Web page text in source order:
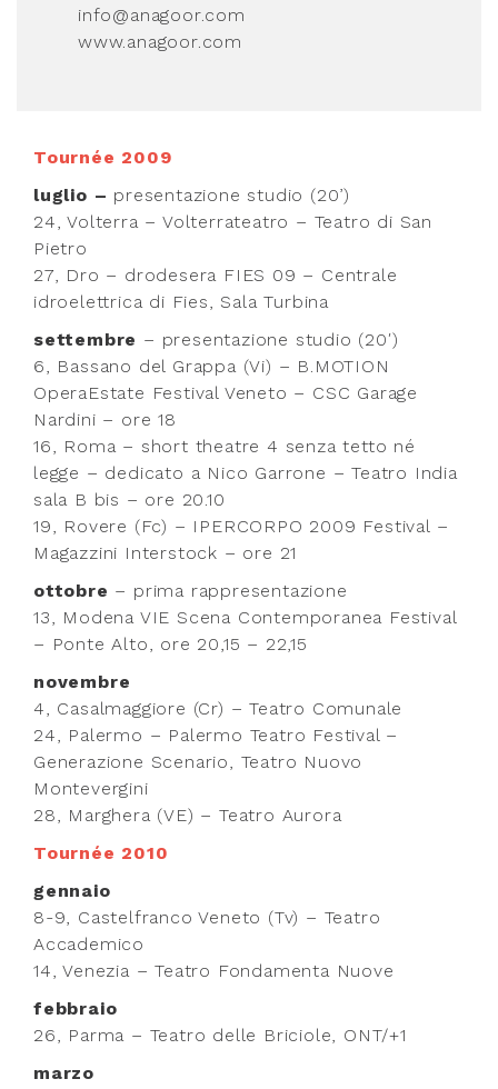
info@anagoor.com
www.anagoor.com
Tournée 2009
luglio – presentazione studio (20’)
24, Volterra – Volterrateatro – Teatro di San
Pietro
27, Dro – drodesera FIES 09 – Centrale
idroelettrica di Fies, Sala Turbina
settembre – presentazione studio (20′)
6, Bassano del Grappa (Vi) – B.MOTION
OperaEstate Festival Veneto – CSC Garage
Nardini – ore 18
16, Roma – short theatre 4 senza tetto né
legge – dedicato a Nico Garrone – Teatro India
sala B bis – ore 20.10
19, Rovere (Fc) – IPERCORPO 2009 Festival –
Magazzini Interstock – ore 21
ottobre – prima rappresentazione
13, Modena VIE Scena Contemporanea Festival
– Ponte Alto, ore 20,15 – 22,15
novembre
4, Casalmaggiore (Cr) – Teatro Comunale
24, Palermo – Palermo Teatro Festival –
Generazione Scenario, Teatro Nuovo
Montevergini
28, Marghera (VE) – Teatro Aurora
Tournée 2010
gennaio
8-9, Castelfranco Veneto (Tv) – Teatro
Accademico
14, Venezia – Teatro Fondamenta Nuove
febbraio
26, Parma – Teatro delle Briciole, ONT/+1
marzo